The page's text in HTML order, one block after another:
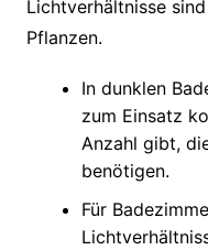
Lichtverhältnisse
Pflanzen.
In dunklen
zum Einsatz
Anzahl gibt,
benötigen.
Für